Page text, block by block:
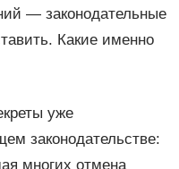
— законодательные
Какие именно
уже
законодательстве:
многих отмена